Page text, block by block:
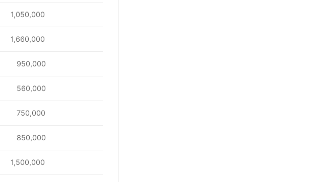
1,050,000
1,660,000
950,000
560,000
750,000
850,000
1,500,000